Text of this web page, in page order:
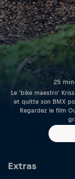
25 min
Le 'bike maestro'
et quitte son BMX
Regardez le film
Extras